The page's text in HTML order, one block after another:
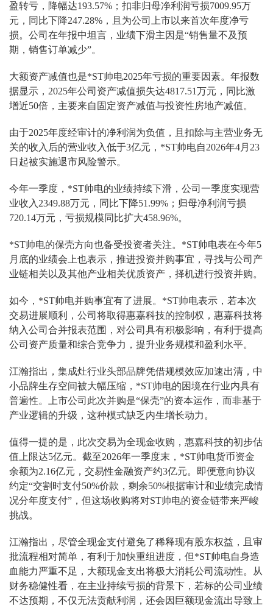
盈转亏，降幅达193.57%；扣非归母净利润亏损7009.95万
元，同比下降247.28%，且为公司上市以来首次年度净亏
损。公司在年报中坦言，业绩下滑主因是“销售量不及预
期，销售订单减少”。
大额资产减值也是*ST帅电2025年亏损的重要因素。年报数
据显示，2025年公司资产减值损失达4817.51万元，同比激
增近50倍，主要来自固定资产减值与投资性房地产减值。
由于2025年度经审计的净利润为负值，且扣除与主营业务无
关的收入后的营业收入低于3亿元，*ST帅电自2026年4月23
日起被实施退市风险警示。
今年一季度，*ST帅电的业绩持续下滑，公司一季度实现营
业收入2349.88万元，同比下降51.99%；归母净利润亏损
720.14万元，亏损规模同比扩大458.96%。
*ST帅电的保壳方向也备受投资者关注。*ST帅电表在今年5
月底的业绩会上也表示，推进投资并购事宜，寻找与公司产
业链相关以及其他产业相关优质资产，择机进行投资并购。
如今，*ST帅电并购事宜有了进展。*ST帅电表示，若本次
交易进展顺利，公司将取得惠嘉科技的控制权，惠嘉科技将
纳入公司合并报表范围，对公司具有积极影响，有利于提高
公司资产质量和综合竞争力，提升业务规模和盈利水平。
江瀚指出，集成灶行业头部品牌凭借规模效应加速出清，中
小品牌生存空间被大幅压缩，*ST帅电的困境在行业内具有
普遍性。上市公司此次并购是“保壳”的资本运作，而非基于
产业逻辑的升级，这种模式缺乏内生增长动力。
值得一提的是，此次交易为全现金收购，惠嘉科技的初步估
值上限达5亿元。截至2026年一季度末，*ST帅电货币资金
余额为2.16亿元，交易性金融资产约3亿元。即便意向协议
约定“交割时支付50%价款，剩余50%根据审计和业绩完成情
况分年度支付”，但这场收购将对ST帅电的资金链带来严峻
挑战。
江瀚指出，尽管全现金支付避免了稀释现有股东权益，且审
批流程相对简单，有利于加快重组进度，但*ST帅电自身造
血能力严重不足，大额现金支出将极大消耗公司流动性。从
财务稳健性看，在主业持续亏损的背景下，若标的公司业绩
不达预期，不仅无法贡献利润，还会因巨额现金流出导致上